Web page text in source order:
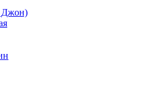
Джон)